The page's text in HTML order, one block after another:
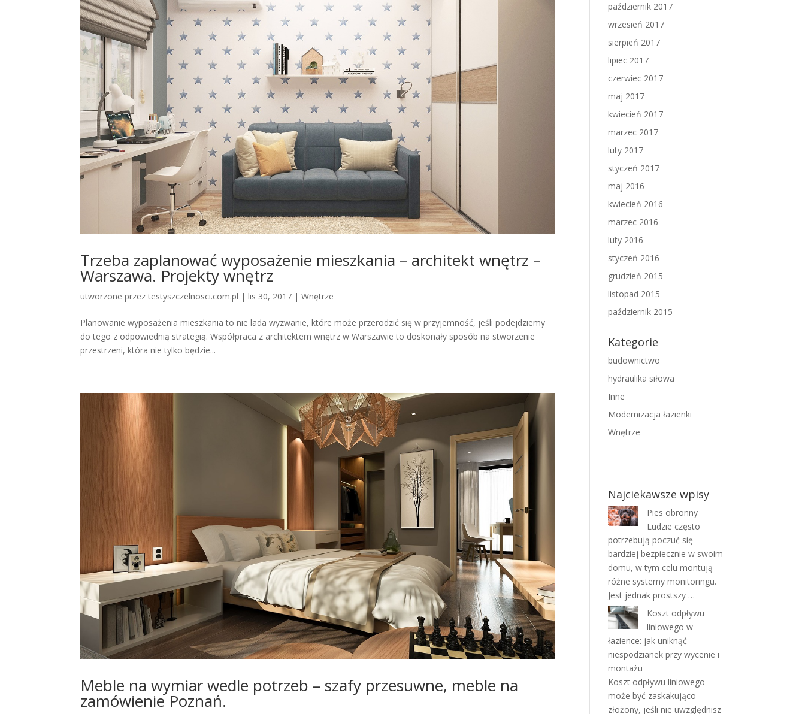
Trzeba zaplanować wyposażenie mieszkania – architekt wnętrz –
Warszawa. Projekty wnętrz
utworzone przeztestyszczelnosci.com.pl |lis 30, 2017 |Wnętrze
Planowanie wyposażenia mieszkania to nie lada wyzwanie, które może przerodzić się w przyjemność, jeśli podejdziemy
do tego z odpowiednią strategią. Współpraca z architektem wnętrz w Warszawie to doskonały sposób na stworzenie
przestrzeni, która nie tylko będzie...
Meble na wymiar wedle potrzeb – szafy przesuwne, meble na
zamówienie Poznań.
październik 2017
wrzesień 2017
sierpień 2017
lipiec 2017
czerwiec 2017
maj 2017
kwiecień 2017
marzec 2017
luty 2017
styczeń 2017
maj 2016
kwiecień 2016
marzec 2016
luty 2016
styczeń 2016
grudzień 2015
listopad 2015
październik 2015
Kategorie
budownictwo
hydraulika siłowa
Inne
Modernizacja łazienki
Wnętrze
Najciekawsze wpisy
Pies obronny
Ludzie często
potrzebują poczuć się
bardziej bezpiecznie w swoim
domu, w tym celu montują
różne systemy monitoringu.
Jest jednak prostszy …
Koszt odpływu
liniowego w
łazience: jak uniknąć
niespodzianek przy wycenie i
montażu
Koszt odpływu liniowego
może być zaskakująco
złożony, jeśli nie uwzględnisz